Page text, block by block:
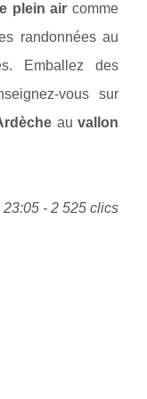
plein air comme
randonnées au
Emballez des
vous sur
au vallon
- 2 525 clics